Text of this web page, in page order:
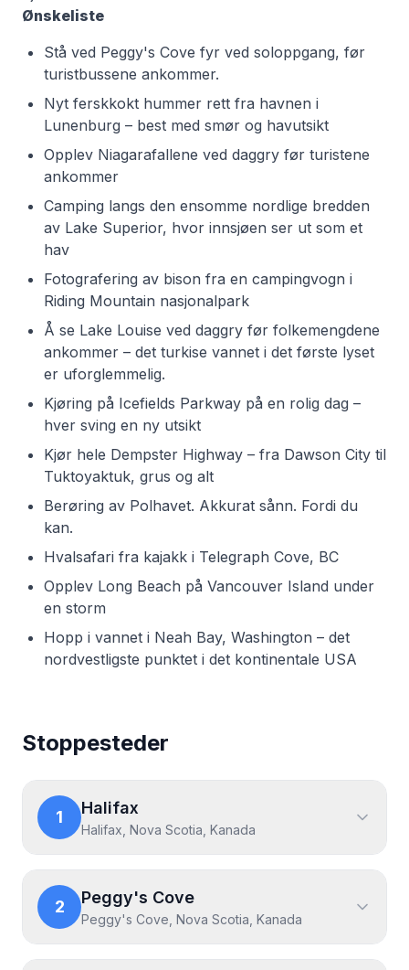
Ønskeliste
Stå ved Peggy's Cove fyr ved soloppgang, før
turistbussene ankommer.
Nyt ferskkokt hummer rett fra havnen i
Lunenburg – best med smør og havutsikt
Opplev Niagarafallene ved daggry før turistene
ankommer
Camping langs den ensomme nordlige bredden
av Lake Superior, hvor innsjøen ser ut som et
hav
Fotografering av bison fra en campingvogn i
Riding Mountain nasjonalpark
Å se Lake Louise ved daggry før folkemengdene
ankommer – det turkise vannet i det første lyset
er uforglemmelig.
Kjøring på Icefields Parkway på en rolig dag –
hver sving en ny utsikt
Kjør hele Dempster Highway – fra Dawson City til
Tuktoyaktuk, grus og alt
Berøring av Polhavet. Akkurat sånn. Fordi du
kan.
Hvalsafari fra kajakk i Telegraph Cove, BC
Opplev Long Beach på Vancouver Island under
en storm
Hopp i vannet i Neah Bay, Washington – det
nordvestligste punktet i det kontinentale USA
Stoppesteder
1 Halifax
Halifax, Nova Scotia, Kanada
2 Peggy's Cove
Peggy's Cove, Nova Scotia, Kanada